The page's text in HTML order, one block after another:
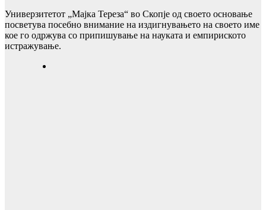
Универзитетот „Мајка Тереза“ во Скопје од своето основање
посветува посебно внимание на издигнувањето на своето име
кое го одржува со припишување на науката и емпириското
истражување.